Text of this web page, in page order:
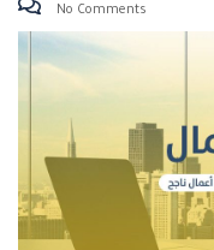
No Comments